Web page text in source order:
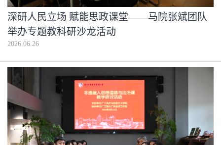
深研人民立场 赋能思政课堂——马院张斌团队
举办专题教科研沙龙活动
2026.06.26